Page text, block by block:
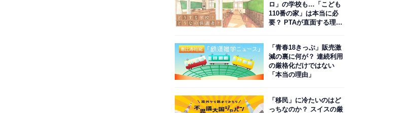
ロ」の学校も…「こども
110番の家」は本当に必
要？ PTAが直面する理想
「青春18きっぷ」販売激
減の裏に何が？ 連続利用
の厳格化だけではない
「本当の理由」
「移民」に冷たいのはど
っちなのか？ スイスの厳